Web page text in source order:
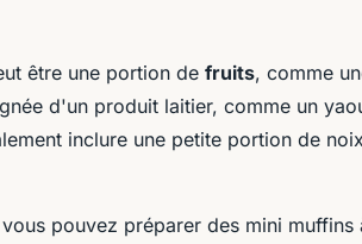
être une portion de fruits, comme
d'un produit laitier, comme un
inclure une petite portion de
pouvez préparer des mini